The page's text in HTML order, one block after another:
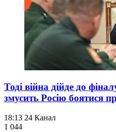
Тоді війна дійде до
змусить Росію боятися
18:13 24 Канал
1 044